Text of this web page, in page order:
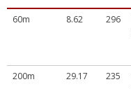
60m 8.62 296
200m
29.17 235